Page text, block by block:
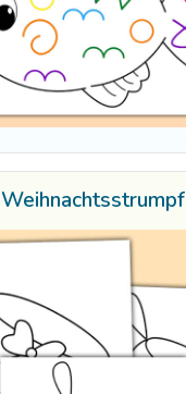
Weihnachtsstrumpf